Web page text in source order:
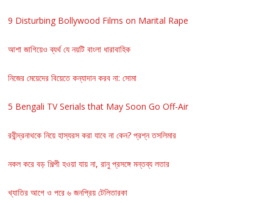
9 Disturbing Bollywood Films on Marital Rape
আশা জাগিয়েও ব্যর্থ যে নয়টি বাংলা ধারাবাহিক
নিজের মেয়েদের বিয়েতে কন্যাদান করব না: সোমা
5 Bengali TV Serials that May Soon Go Off-Air
রবীন্দ্রনাথকে নিয়ে হাস্যরস করা যাবে না কেন? প্রশ্ন তসলিমার
নকল করে বড় শিল্পী হওয়া যায় না, রানু প্রসঙ্গে মন্তব্য লতার
খ্যাতির আগে ও পরে ৬ জনপ্রিয় টেলিতারকা